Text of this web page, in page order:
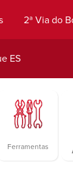
2ª Via do
ES
Ferramentas